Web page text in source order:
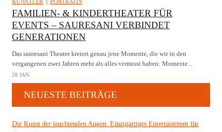
KÜNSTLER PORTRAITS
FAMILIEN- & KINDERTHEATER FÜR
EVENTS – SAURESANI VERBINDET
GENERATIONEN
Das sauresani Theater kreiert genau jene Momente, die wir in den
vergangenen zwei Jahren mehr als alles vermisst haben: Momente...
28 JAN.
NEUESTE BEITRÄGE
Die Kunst der leuchtenden Augen: Einzigartiges Entertainment für